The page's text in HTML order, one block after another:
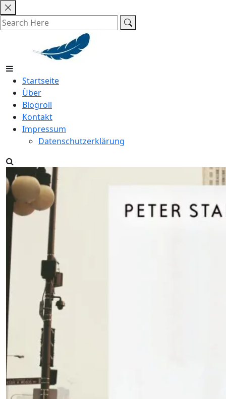
Skip
to
content
Startseite
Über
Blogroll
Kontakt
Impressum
Datenschutzerklärung